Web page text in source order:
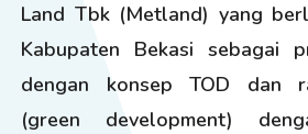
Land Tbk (Metland) yang
Kabupaten Bekasi sebagai
dengan konsep TOD dan
(green development)